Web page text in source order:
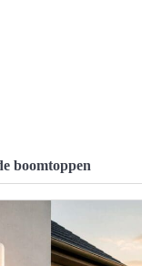
boomtoppen